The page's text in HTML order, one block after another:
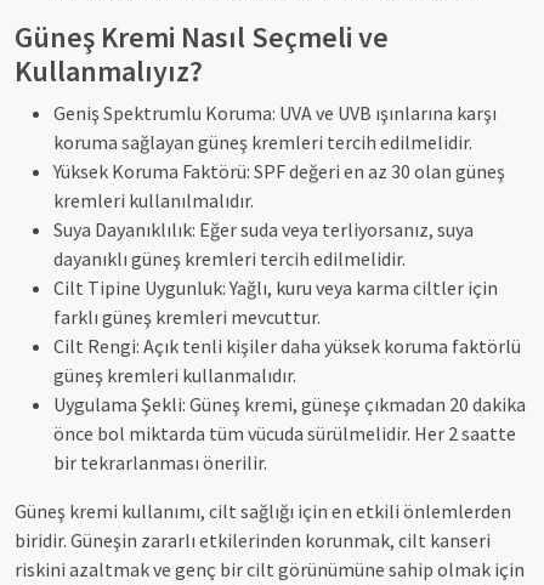
Güneş Kremi Nasıl Seçmeli ve
Kullanmalıyız?
Geniş Spektrumlu Koruma: UVA ve UVB ışınlarına karşı
koruma sağlayan güneş kremleri tercih edilmelidir.
Yüksek Koruma Faktörü: SPF değeri en az 30 olan güneş
kremleri kullanılmalıdır.
Suya Dayanıklılık: Eğer suda veya terliyorsanız, suya
dayanıklı güneş kremleri tercih edilmelidir.
Cilt Tipine Uygunluk: Yağlı, kuru veya karma ciltler için
farklı güneş kremleri mevcuttur.
Cilt Rengi: Açık tenli kişiler daha yüksek koruma faktörlü
güneş kremleri kullanmalıdır.
Uygulama Şekli: Güneş kremi, güneşe çıkmadan 20 dakika
önce bol miktarda tüm vücuda sürülmelidir. Her 2 saatte
bir tekrarlanması önerilir.
Güneş kremi kullanımı, cilt sağlığı için en etkili önlemlerden
biridir. Güneşin zararlı etkilerinden korunmak, cilt kanseri
riskini azaltmak ve genç bir cilt görünümüne sahip olmak için